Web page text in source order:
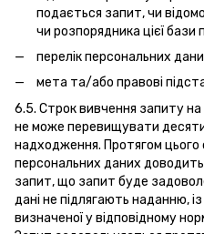
подається запит, чи
чи розпорядника цієї
перелік персональних
мета та/або правові
6.5. Строк вивчення запиту
не може перевищувати десяти
надходження. Протягом цього
персональних даних
запит, що запит буде
дані не підлягають наданню,
визначеної у відповідному